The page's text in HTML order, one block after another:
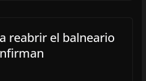
reabrir el balneario